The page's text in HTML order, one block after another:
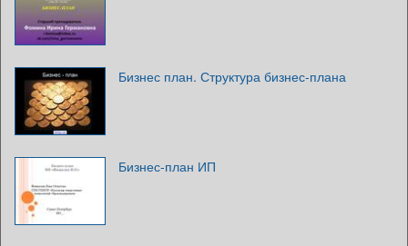
Бизнес план. Структура бизнес-плана
Бизнес-план ИП